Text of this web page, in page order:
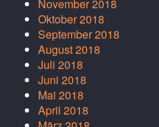
November 2018
Oktober 2018
September 2018
August 2018
Juli 2018
Juni 2018
Mai 2018
April 2018